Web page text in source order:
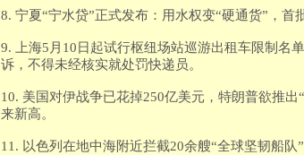
8. 宁夏“宁水贷”正式发布：用水权变“硬通货”，首
9. 上海5月10日起试行枢纽场站巡游出租车限制名
诉，不得未经核实就处罚快递员。
10. 美国对伊战争已花掉250亿美元，特朗普欲推
来新高。
11. 以色列在地中海附近拦截20余艘“全球坚韧船队